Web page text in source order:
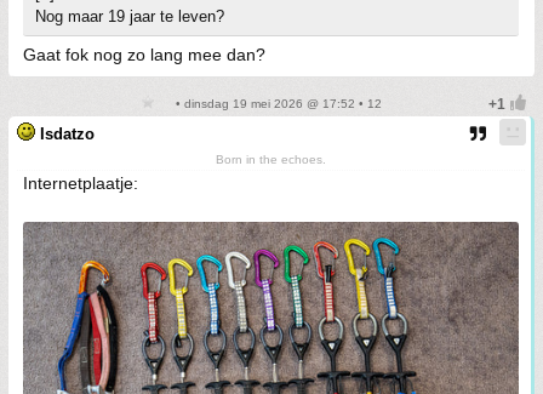
Nog maar 19 jaar te leven?
Gaat fok nog zo lang mee dan?
• dinsdag 19 mei 2026 @ 17:52 • 12
Isdatzo
Born in the echoes.
Internetplaatje: